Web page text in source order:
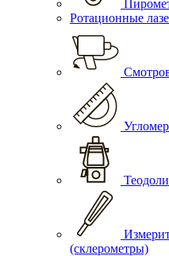
Ротационные
(склерометры)